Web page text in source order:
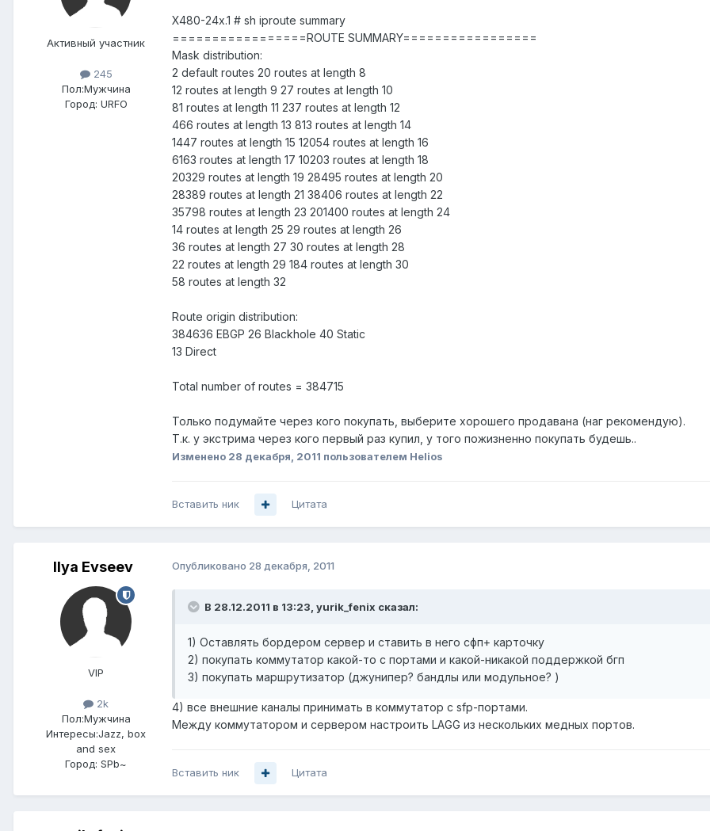
Активный участник
245
Пол:Мужчина
Город: URFO
X480-24x.1 # sh iproute summary
=================ROUTE SUMMARY=================
Mask distribution:
2 default routes 20 routes at length 8
12 routes at length 9 27 routes at length 10
81 routes at length 11 237 routes at length 12
466 routes at length 13 813 routes at length 14
1447 routes at length 15 12054 routes at length 16
6163 routes at length 17 10203 routes at length 18
20329 routes at length 19 28495 routes at length 20
28389 routes at length 21 38406 routes at length 22
35798 routes at length 23 201400 routes at length 24
14 routes at length 25 29 routes at length 26
36 routes at length 27 30 routes at length 28
22 routes at length 29 184 routes at length 30
58 routes at length 32
Route origin distribution:
384636 EBGP 26 Blackhole 40 Static
13 Direct
Total number of routes = 384715
Только подумайте через кого покупать, выберите хорошего продавана (наг рекомендую).
Т.к. у экстрима через кого первый раз купил, у того пожизненно покупать будешь..
Изменено 28 декабря, 2011 пользователем Helios
Вставить ник Цитата
Ilya Evseev
VIP
2k
Пол:Мужчина
Интересы:Jazz, box
and sex
Город: SPb~
Опубликовано 28 декабря, 2011
В 28.12.2011 в 13:23, yurik_fenix сказал:
1) Оставлять бордером сервер и ставить в него сфп+ карточку
2) покупать коммутатор какой-то с портами и какой-никакой поддержкой бгп
3) покупать маршрутизатор (джунипер? бандлы или модульное? )
4) все внешние каналы принимать в коммутатор с sfp-портами.
Между коммутатором и сервером настроить LAGG из нескольких медных портов.
Вставить ник Цитата